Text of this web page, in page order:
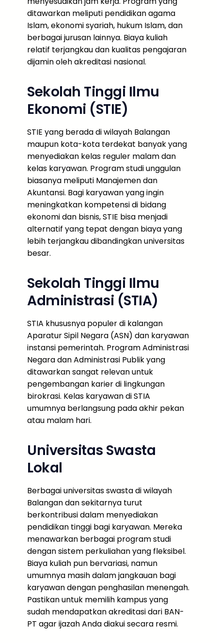
ditawarkan meliputi pendidikan agama
Islam, ekonomi syariah, hukum Islam, dan
berbagai jurusan lainnya. Biaya kuliah
relatif terjangkau dan kualitas pengajaran
dijamin oleh akreditasi nasional.
Sekolah Tinggi Ilmu
Ekonomi (STIE)
STIE yang berada di wilayah Balangan
maupun kota-kota terdekat banyak yang
menyediakan kelas reguler malam dan
kelas karyawan. Program studi unggulan
biasanya meliputi Manajemen dan
Akuntansi. Bagi karyawan yang ingin
meningkatkan kompetensi di bidang
ekonomi dan bisnis, STIE bisa menjadi
alternatif yang tepat dengan biaya yang
lebih terjangkau dibandingkan universitas
besar.
Sekolah Tinggi Ilmu
Administrasi (STIA)
STIA khususnya populer di kalangan
Aparatur Sipil Negara (ASN) dan karyawan
instansi pemerintah. Program Administrasi
Negara dan Administrasi Publik yang
ditawarkan sangat relevan untuk
pengembangan karier di lingkungan
birokrasi. Kelas karyawan di STIA
umumnya berlangsung pada akhir pekan
atau malam hari.
Universitas Swasta
Lokal
Berbagai universitas swasta di wilayah
Balangan dan sekitarnya turut
berkontribusi dalam menyediakan
pendidikan tinggi bagi karyawan. Mereka
menawarkan berbagai program studi
dengan sistem perkuliahan yang fleksibel.
Biaya kuliah pun bervariasi, namun
umumnya masih dalam jangkauan bagi
karyawan dengan penghasilan menengah.
Pastikan untuk memilih kampus yang
sudah mendapatkan akreditasi dari BAN-
PT agar ijazah Anda diakui secara resmi.